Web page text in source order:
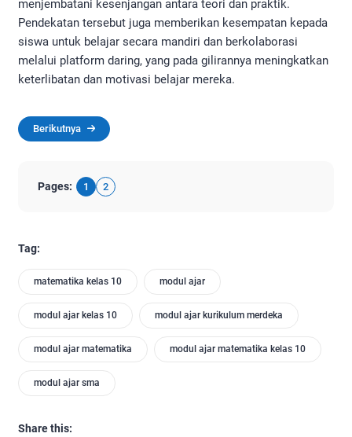
menjembatani kesenjangan antara teori dan praktik.
Pendekatan tersebut juga memberikan kesempatan kepada
siswa untuk belajar secara mandiri dan berkolaborasi
melalui platform daring, yang pada gilirannya meningkatkan
keterlibatan dan motivasi belajar mereka.
Berikutnya
Pages: 1 2
Tag:
matematika kelas 10 modul ajar
modul ajar kelas 10 modul ajar kurikulum merdeka
modul ajar matematika modul ajar matematika kelas 10
modul ajar sma
Share this: